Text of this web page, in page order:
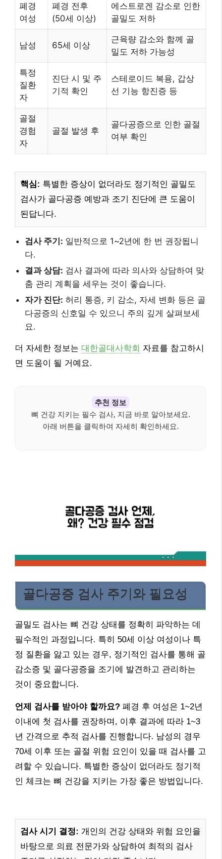
폐경
여성
폐경 전후
(50세 이상)
에스트로겐 감소로 인한
골밀도 저하
남성 65세 이상
근육량 감소와 함께 골
밀도 저하 가능성
특정
질환
자
진단 시 및 주
기적 확인
스테로이드 복용, 갑상
선 기능 항진증 등
골절
경험
자
골절 발생 후
골다공증으로 인한 골절
여부 확인
핵심: 특별한 증상이 없더라도 정기적인 골밀도
검사가 골다공증 예방과 조기 진단에 큰 도움이
된답니다.
검사 주기: 일반적으로 1~2년에 한 번 권장됩니
다.
결과 상담: 검사 결과에 따라 의사와 상담하여 맞
춤 관리 계획을 세우는 것이 좋습니다.
자가 진단: 허리 통증, 키 감소, 자세 변화 등은 골
다공증의 신호일 수 있으니 주의 깊게 살펴보세
요.
더 자세한 정보는 대한골대사학회 자료를 참고하시
면 도움이 될 거예요.
추천 정보
뼈 건강 지키는 필수 검사, 지금 바로 알아보세요.
아래 버튼을 클릭하여 자세히 확인하세요.
골다공증 검사 주기와 필요성
골밀도 검사는 뼈 건강 상태를 정확히 파악하는 데
필수적인 과정입니다. 특히 50세 이상 여성이나 특
정 질환을 앓고 있는 경우, 정기적인 검사를 통해 골
감소증 및 골다공증을 조기에 발견하고 관리하는
것이 중요합니다.
언제 검사를 받아야 할까요? 폐경 후 여성은 1~2년
이내에 첫 검사를 권장하며, 이후 결과에 따라 1~3
년 간격으로 추적 검사를 진행합니다. 남성의 경우
70세 이후 또는 골절 위험 요인이 있을 때 검사를 고
려할 수 있습니다. 특별한 증상이 없더라도 정기적
인 체크는 뼈 건강을 지키는 가장 좋은 방법입니다.
검사 시기 결정: 개인의 건강 상태와 위험 요인을
바탕으로 의료 전문가와 상담하여 최적의 검사